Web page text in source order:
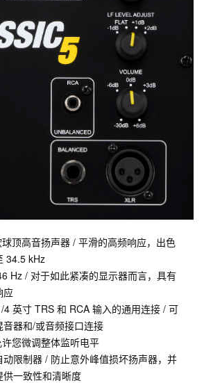
顶高音扬声器 / 平滑的高频响应，出色
34.5 kHz
Hz / 对于如此紧凑的显示器而言，具有
应
4 英寸 TRS 和 RCA 输入的通用连接 / 可
器和/或音频接口连接
您微调整体监听电平
动限制器 / 防止意外峰值损坏扬声器，并
一致性和清晰度